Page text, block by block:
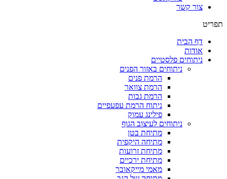
פלסטיים
ניתוחים באזור הפנים
הרמת צוואר
ניתוח הרמת עפעפיים
ניתוחים לעיצוב הגוף
מתיחה היקפית
מתיחת זרועות
מתיחת ירכיים
מאמי מייקאובר